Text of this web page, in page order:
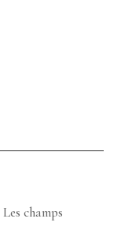
Les champs